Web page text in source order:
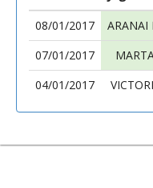
08/01/2017
ARANAI
07/01/2017
04/01/2017